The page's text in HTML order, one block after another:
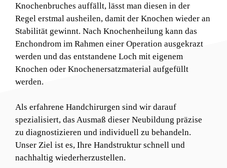
Knochenbruches auffällt, lässt man diesen in der
Regel erstmal ausheilen, damit der Knochen wieder an
Stabilität gewinnt. Nach Knochenheilung kann das
Enchondrom im Rahmen einer Operation ausgekrazt
werden und das entstandene Loch mit eigenem
Knochen oder Knochenersatzmaterial aufgefüllt
werden.
Als erfahrene Handchirurgen sind wir darauf
spezialisiert, das Ausmaß dieser Neubildung präzise
zu diagnostizieren und individuell zu behandeln.
Unser Ziel ist es, Ihre Handstruktur schnell und
nachhaltig wiederherzustellen.​